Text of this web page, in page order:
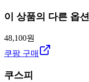
이 상품의 다른 옵션
48,100원
쿠팡 구매
쿠스피